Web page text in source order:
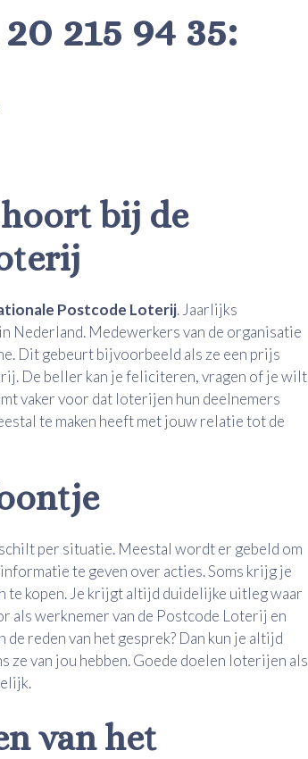
215 94 35:
bij de
Postcode Loterij. Jaarlijks
Nederland. Medewerkers van de organisatie
Dit gebeurt bijvoorbeeld als ze een prijs
De beller kan je feliciteren, vragen of je wilt
vaker voor dat loterijen hun deelnemers
te maken heeft met jouw relatie tot de
per situatie. Meestal wordt er gebeld om
te geven over acties. Soms krijg je
te kopen. Je krijgt altijd duidelijke uitleg waar
als werknemer van de Postcode Loterij en
reden van het gesprek? Dan kun je altijd
ze van jou hebben. Goede doelen loterijen als
van het